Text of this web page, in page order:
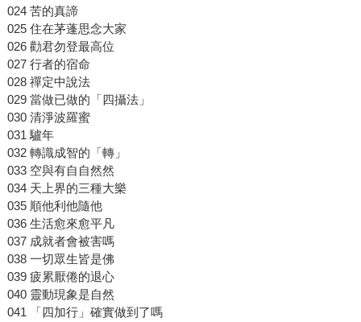
024 苦的真諦
025 住在茅蓬思念大家
026 勸君勿登最高位
027 行者的宿命
028 禪定中說法
029 當做已做的「四攝法」
030 清淨波羅蜜
031 驢年
032 轉識成智的「轉」
033 空與有自自然然
034 天上界的三種大樂
035 順他利他隨他
036 生活愈來愈平凡
037 成就者會被害嗎
038 一切眾生皆是佛
039 疲累厭倦的退心
040 靈動現象是自然
041 「四加行」確實做到了嗎